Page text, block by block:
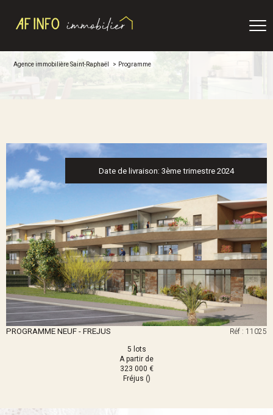
Agence immobilière Saint-Raphaël Programme
Date de livraison: 3ème trimestre 2024
Voir le bien
PROGRAMME NEUF - FREJUS
5 lots
Réf : 11025
A partir de
323 000 €
Fréjus ()